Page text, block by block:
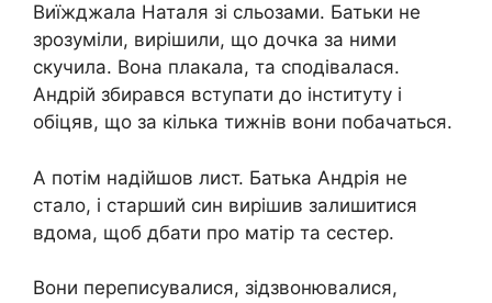
Виїжджала Наталя зі сльозами. Батьки не
зрозуміли, вирішили, що дочка за ними
скучила. Вона плакала, та сподівалася.
Андрій збирався вступати до інституту і
обіцяв, що за кілька тижнів вони побачаться.
А потім надійшов лист. Батька Андрія не
стало, і старший син вирішив залишитися
вдома, щоб дбати про матір та сестер.
Вони переписувалися, зідзвонювалися,